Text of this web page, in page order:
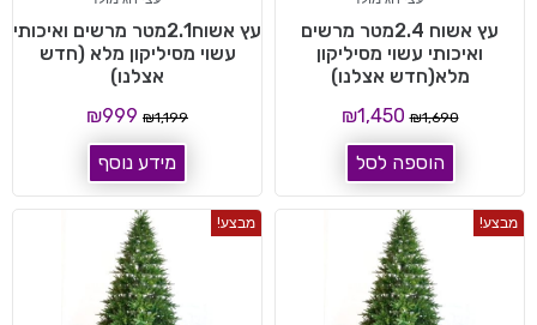
עץ אשוח 2.4מטר מרשים
ואיכותי עשוי מסיליקון
מלא(חדש אצלנו)
₪1,690
₪1,450
הוספה לסל
עץ אשוח2.1מטר מרשים ואיכותי
עשוי מסיליקון מלא (חדש
אצלנו)
₪1,199
₪999
מידע נוסף
מבצע! מבצע!